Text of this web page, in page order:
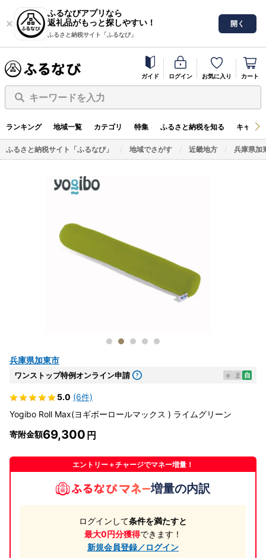
ふるなびアプリなら
返礼品がもっと探しやすい！
ふるさと納税サイト「ふるなび」
開く
ガイド ログイン お気に入り カート
キーワードを入力
ランキング 地域一覧 カテゴリ 特集 ふるさと納税を知る キャン
ふるさと納税サイト「ふるなび」 地域でさがす 近畿地方 兵庫県加
兵庫県加東市
ワンストップ特例オンライン申請 e ま 自
5.0 (6件)
Yogibo Roll Max(ヨギボーロールマックス ) ライムグリーン
寄附金額69,300
エントリー＋チャージでマネー増量！
増量の内訳
ログインして条件を満たすと
最大0円分獲得できます！
新規会員登録／ログイン